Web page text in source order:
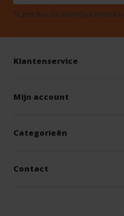
* Lees hier de wettelijke
Klantenservice
Mijn account
Categorieën
Contact